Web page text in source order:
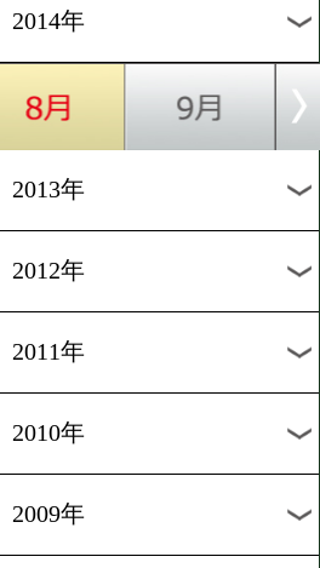
2016年
2015年
2014年